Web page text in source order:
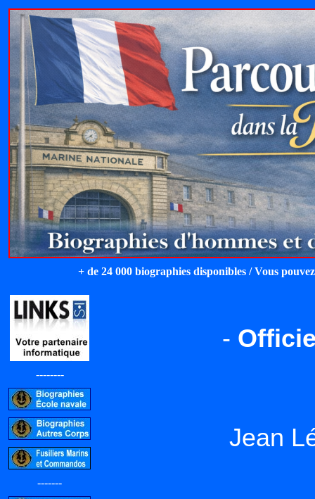
+ de 24 000 biographies disponibles / Vous
--------
-------
-
Jean